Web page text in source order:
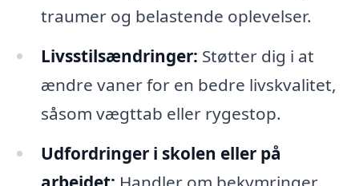
traumer og belastende oplevelser.
Livsstilsændringer: Støtter dig i at
ændre vaner for en bedre livskvalitet,
såsom vægttab eller rygestop.
Udfordringer i skolen eller på